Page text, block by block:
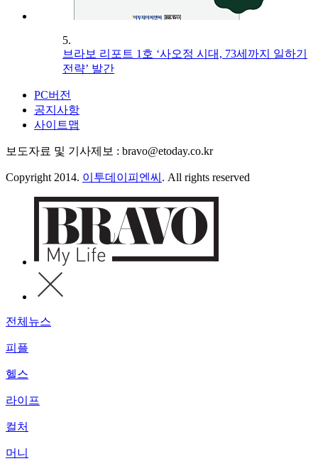
5.
브라보 리포트 1호 ‘사오정 시대, 73세까지 일하기
전략’ 발간
PC버전
공지사항
사이트맵
보도자료 및 기사제보 : bravo@etoday.co.kr
Copyright 2014. 이투데이피엔씨 . All rights reserved
전체뉴스
피플
헬스
라이프
컬처
머니